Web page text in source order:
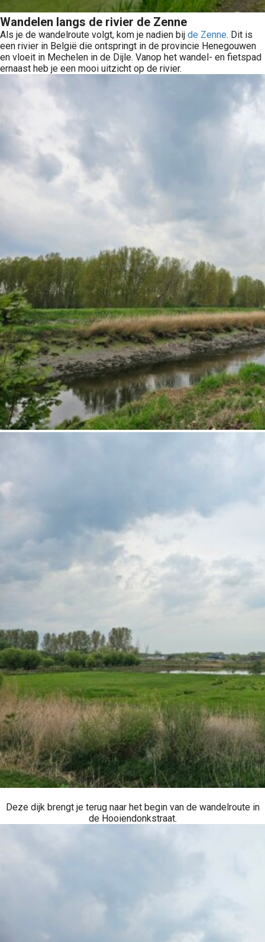
Wandelen langs de rivier de Zenne
Als je de wandelroute volgt, kom je nadien bij de Zenne. Dit is
een rivier in België die ontspringt in de provincie Henegouwen
en vloeit in Mechelen in de Dijle. Vanop het wandel- en fietspad
ernaast heb je een mooi uitzicht op de rivier.
Deze dijk brengt je terug naar het begin van de wandelroute in
de Hooiendonkstraat.